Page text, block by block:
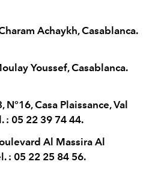
Achaykh, Casablanca.
Youssef, Casablanca.
Casa Plaissance, Val
: 05 22 39 74 44.
Al Massira Al
: 05 22 25 84 56.